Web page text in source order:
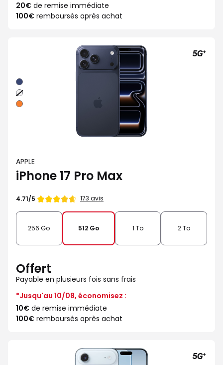
20€ de remise immédiate
100€ remboursés après achat
Bleu
intense
Argent
Orange
cosmique
APPLE
iPhone 17 Pro Max
Note
4.71/5 173 avis
256 Go 512 Go 1 To 2 To
Offert
Payable en plusieurs fois sans frais
*Jusqu'au 10/08, économisez :
10€ de remise immédiate
100€ remboursés après achat